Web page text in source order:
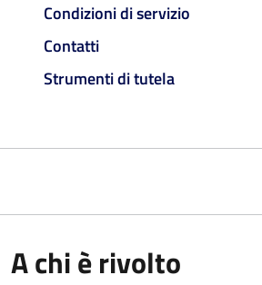
Condizioni di servizio
Contatti
Strumenti di tutela
A chi è rivolto